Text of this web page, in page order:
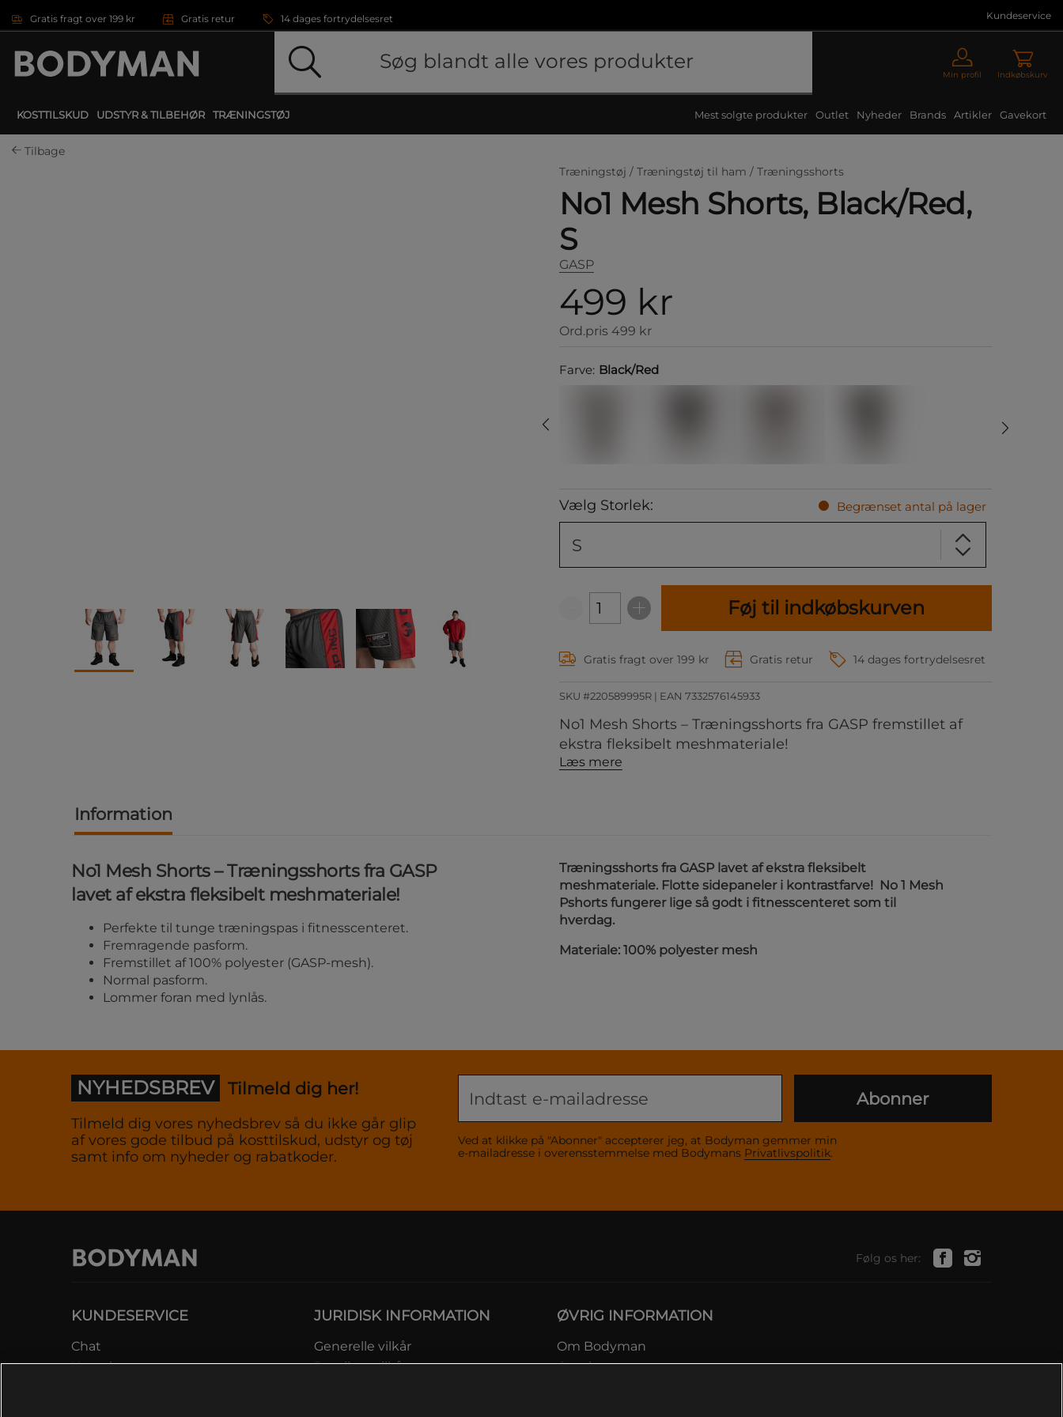
Gratis fragt over 199 kr Gratis retur 14 dages fortrydelsesret Kundeservice
Min profil Indkøbskurv
KOSTTILSKUD UDSTYR & TILBEHØR TRÆNINGSTØJ Mest solgte produkter Outlet Nyheder Brands Artikler Gavekort
Tilbage
Træningstøj / Træningstøj til ham / Træningsshorts
No1 Mesh Shorts, Black/Red,
S
GASP
499 kr
Ord.pris 499 kr
Farve: Black/Red
Vælg Storlek: Begrænset antal på lager
S
Føj til indkøbskurven
Gratis fragt over 199 kr Gratis retur 14 dages fortrydelsesret
SKU #220589995R | EAN 7332576145933
No1 Mesh Shorts – Træningsshorts fra GASP fremstillet af
ekstra fleksibelt meshmateriale!
Læs mere
Information
No1 Mesh Shorts – Træningsshorts fra GASP
lavet af ekstra fleksibelt meshmateriale!
Perfekte til tunge træningspas i fitnesscenteret.
Fremragende pasform.
Fremstillet af 100% polyester (GASP-mesh).
Normal pasform.
Lommer foran med lynlås.
Træningsshorts fra GASP lavet af ekstra fleksibelt
meshmateriale. Flotte sidepaneler i kontrastfarve! No 1 Mesh
Pshorts fungerer lige så godt i fitnesscenteret som til
hverdag.
Materiale: 100% polyester mesh
NYHEDSBREV Tilmeld dig her!
Tilmeld dig vores nyhedsbrev så du ikke går glip
af vores gode tilbud på kosttilskud, udstyr og tøj
samt info om nyheder og rabatkoder.
Ved at klikke på "Abonner" accepterer jeg, at Bodyman gemmer min
e-mailadresse i overensstemmelse med Bodymans Privatlivspolitik.
Abonner
Følg os her:
KUNDESERVICE
Chat
Kontakt
JURIDISK INFORMATION
Generelle vilkår
Betalingsvilkår
ØVRIG INFORMATION
Om Bodyman
Gavekort